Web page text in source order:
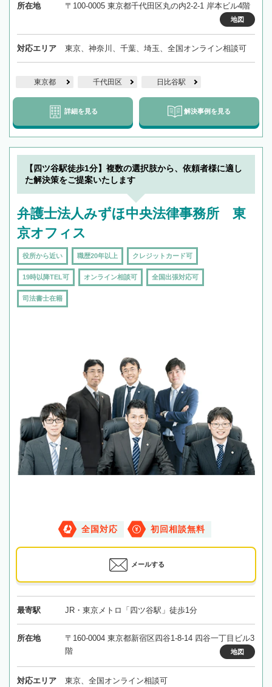
所在地 〒100-0005 東京都千代田区丸の内2-2-1 岸本ビル4階
地図
対応エリア 東京、神奈川、千葉、埼玉、全国オンライン相談可
東京都 千代田区 日比谷駅
詳細を見る 解決事例を見る
【四ツ谷駅徒歩1分】複数の選択肢から、依頼者様に適し
た解決策をご提案いたします
弁護士法人みずほ中央法律事務所 東
京オフィス
役所から近い 職歴20年以上 クレジットカード可
19時以降TEL可 オンライン相談可 全国出張対応可
司法書士在籍
全国対応 初回相談無料
メールする
最寄駅 JR・東京メトロ「四ツ谷駅」徒歩1分
所在地
〒160-0004 東京都新宿区四谷1-8-14 四谷一丁目ビル3
階
地図
対応エリア 東京、全国オンライン相談可